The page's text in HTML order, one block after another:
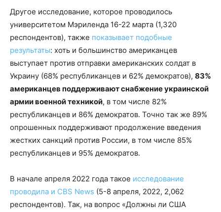
Другое исследование, которое проводилось
университетом Мэриленда 16-22 марта (1,320
респондентов), также показывает подобные
результаты: хоть и большинство американцев
выступает против отправки американских солдат в
Украину (68% республиканцев и 62% демократов), 83%
американцев поддерживают снабжение украинской
армии военной техникой, в том числе 82%
республиканцев и 86% демократов. Точно так же 89%
опрошенных поддерживают продолжение введения
жестких санкций против России, в том числе 85%
республиканцев и 95% демократов.
В начале апреля 2022 года такое исследование
проводила и CBS News (5-8 апреля, 2022, 2,062
респондентов). Так, на вопрос «Должны ли США